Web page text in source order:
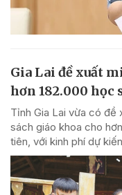
Gia Lai đề xuất
hơn 182.000 học
Tỉnh Gia Lai vừa có đề
sách giáo khoa cho
tiên, với kinh phí dự